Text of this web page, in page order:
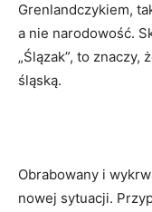
Grenlandczykiem,
a nie narodowość.
„Ślązak”, to znaczy,
śląską.
Obrabowany i
nowej sytuacji.